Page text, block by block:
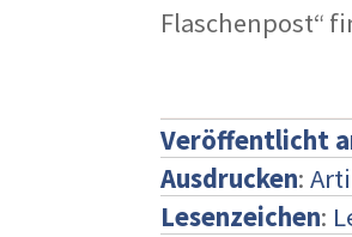
Flaschenpost“
Veröffentlicht
Ausdrucken:
Lesenzeichen: